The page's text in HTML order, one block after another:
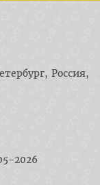
Россия,
2026